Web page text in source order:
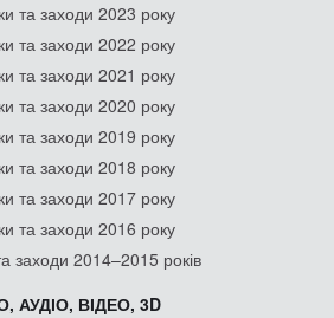
та заходи 2023 року
та заходи 2022 року
та заходи 2021 року
та заходи 2020 року
та заходи 2019 року
та заходи 2018 року
та заходи 2017 року
та заходи 2016 року
заходи 2014–2015 років
АУДІО, ВІДЕО, 3D